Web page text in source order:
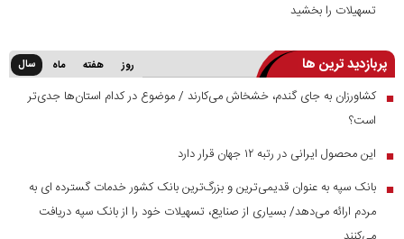
تسهیلات را بخشید
پربازدید ترین ها روز هفته ماه سال
■ کشاورزان به جای گندم، خشخاش می‌کارند / موضوع در کدام استان‌ها جدی‌تر
است؟
■ این محصول ایرانی در رتبه ۱۲ جهان قرار دارد
■ بانک سپه به عنوان قدیمی‌ترین و بزرگ‌ترین بانک کشور خدمات گسترده ای به
مردم ارائه می‌دهد/ بسیاری از صنایع، تسهیلات خود را از بانک سپه دریافت